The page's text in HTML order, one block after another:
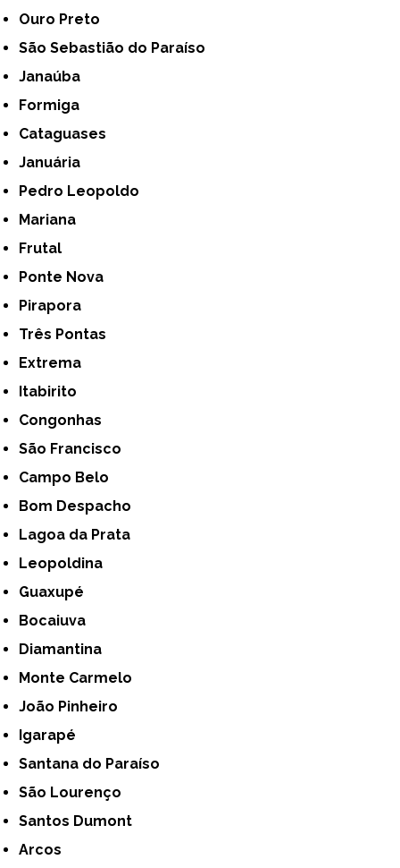
Ouro Preto
São Sebastião do Paraíso
Janaúba
Formiga
Cataguases
Januária
Pedro Leopoldo
Mariana
Frutal
Ponte Nova
Pirapora
Três Pontas
Extrema
Itabirito
Congonhas
São Francisco
Campo Belo
Bom Despacho
Lagoa da Prata
Leopoldina
Guaxupé
Bocaiuva
Diamantina
Monte Carmelo
João Pinheiro
Igarapé
Santana do Paraíso
São Lourenço
Santos Dumont
Arcos